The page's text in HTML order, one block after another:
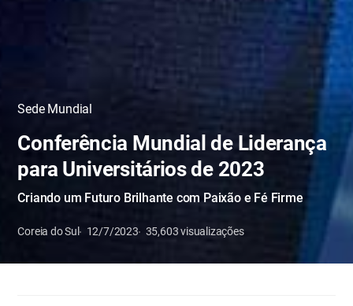
Sede Mundial
Conferência Mundial de Liderança
para Universitários de 2023
Criando um Futuro Brilhante com Paixão e Fé Firme
Coreia do Sul 12/7/2023 35,603visualizações